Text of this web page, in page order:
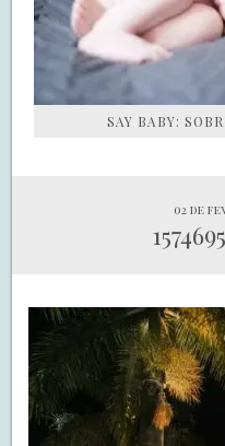
SAY BABY:
02 de